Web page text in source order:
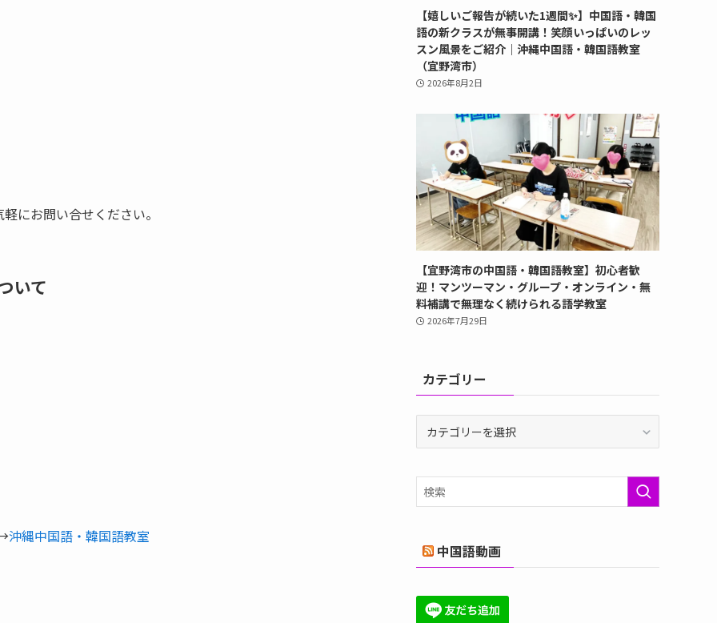
にお問い合せください。
いて
沖縄中国語・韓国語教室
【嬉しいご報告が続いた1週間✨】中国語・韓国
語の新クラスが無事開講！笑顔いっぱいのレッ
スン風景をご紹介｜沖縄中国語・韓国語教室
（宜野湾市）
2026年8月2日
【宜野湾市の中国語・韓国語教室】初心者歓
迎！マンツーマン・グループ・オンライン・無
料補講で無理なく続けられる語学教室
2026年7月29日
カテゴリー
リ
ー
中国語動画